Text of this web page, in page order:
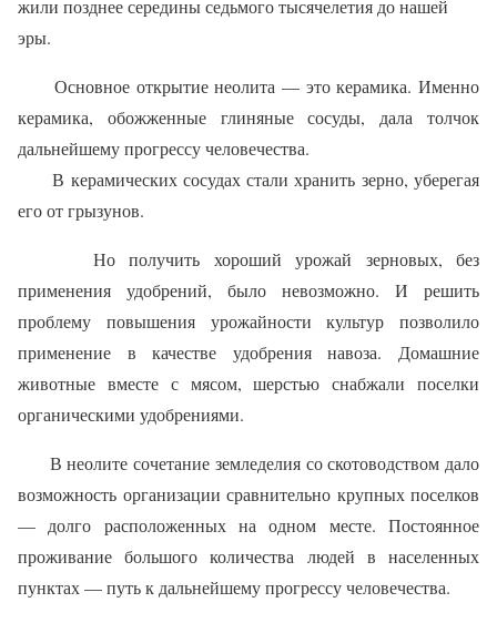
жили позднее середины седьмого тысячелетия до нашей
эры.
Основное открытие неолита — это керамика. Именно
керамика, обожженные глиняные сосуды, дала толчок
дальнейшему прогрессу человечества.
В керамических сосудах стали хранить зерно, уберегая
его от грызунов.
Но получить хороший урожай зерновых, без
применения удобрений, было невозможно. И решить
проблему повышения урожайности культур позволило
применение в качестве удобрения навоза. Домашние
животные вместе с мясом, шерстью снабжали поселки
органическими удобрениями.
В неолите сочетание земледелия со скотоводством дало
возможность организации сравнительно крупных поселков
— долго расположенных на одном месте. Постоянное
проживание большого количества людей в населенных
пунктах — путь к дальнейшему прогрессу человечества.